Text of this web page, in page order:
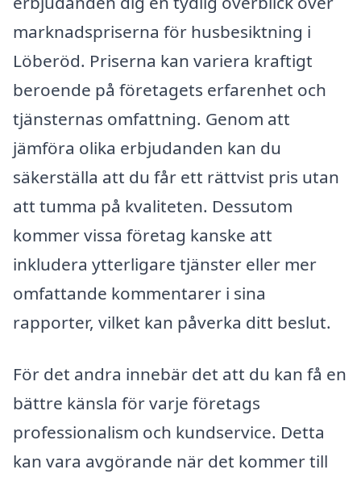
marknadspriserna för husbesiktning i
Löberöd. Priserna kan variera kraftigt
beroende på företagets erfarenhet och
tjänsternas omfattning. Genom att
jämföra olika erbjudanden kan du
säkerställa att du får ett rättvist pris utan
att tumma på kvaliteten. Dessutom
kommer vissa företag kanske att
inkludera ytterligare tjänster eller mer
omfattande kommentarer i sina
rapporter, vilket kan påverka ditt beslut.
För det andra innebär det att du kan få en
bättre känsla för varje företags
professionalism och kundservice. Detta
kan vara avgörande när det kommer till